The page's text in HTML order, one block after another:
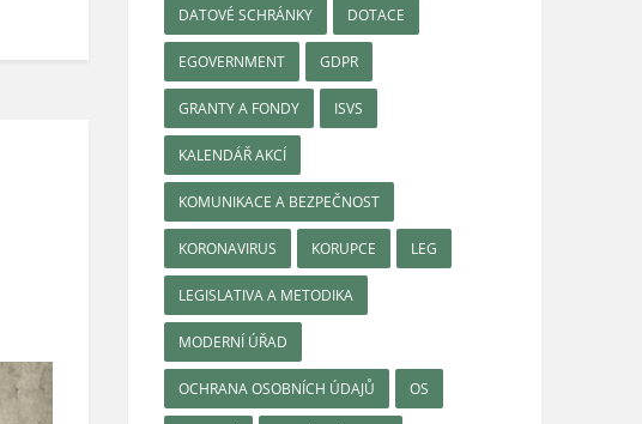
DATOVÉ SCHRÁNKY DOTACE
EGOVERNMENT GDPR
GRANTY A FONDY ISVS
KALENDÁŘ AKCÍ
KOMUNIKACE A BEZPEČNOST
KORONAVIRUS KORUPCE LEG
LEGISLATIVA A METODIKA
MODERNÍ ÚŘAD
OCHRANA OSOBNÍCH ÚDAJŮ OS